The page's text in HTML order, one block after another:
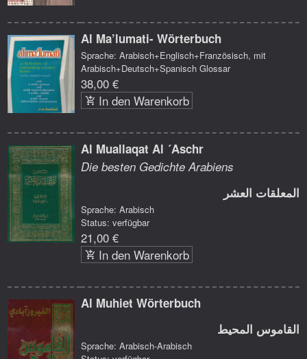
Al Ma’lumati- Wörterbuch
Sprache: Arabisch+Englisch+Französisch, mit
Arabisch+Deutsch+Spanisch Glossar
38,00 €
In den Warenkorb
Al Muallaqat Al ´Aschr
Die besten Gedichte Arabiens
المعلقات العشر
Sprache: Arabisch
Status: verfügbar
21,00 €
In den Warenkorb
Al Muhiet Wörterbuch
القاموس المحيط
Sprache: Arabisch-Arabisch